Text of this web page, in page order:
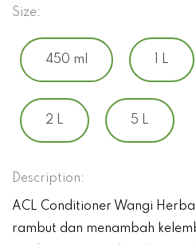
Size:
450 ml 1 L
2 L 5 L
Description:
ACL Conditioner Wangi
rambut dan menambah